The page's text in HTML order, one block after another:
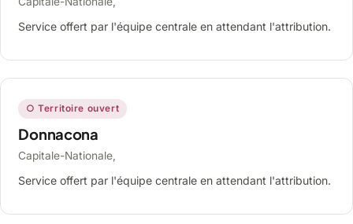
Service offert par l'équipe centrale en attendant l'attribution.
○ Territoire ouvert
Donnacona
Capitale-Nationale,
Service offert par l'équipe centrale en attendant l'attribution.